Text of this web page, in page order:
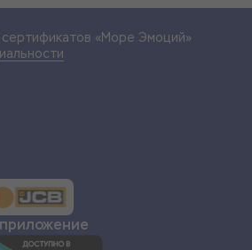
«Море Эмоций»